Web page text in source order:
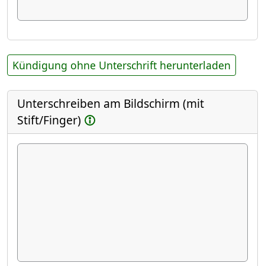
Kündigung ohne Unterschrift herunterladen
Unterschreiben am Bildschirm (mit
Stift/Finger)